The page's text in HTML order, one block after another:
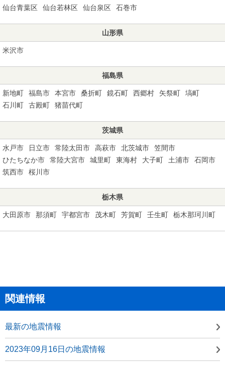
仙台青葉区
仙台若林区 仙台泉区 石巻市
山形県
米沢市
福島県
新地町 福島市 本宮市 桑折町 鏡石町 西郷村 矢祭町
塙町
石川町
古殿町 猪苗代町
茨城県
水戸市 日立市 常陸太田市 高萩市 北茨城市
笠間市
ひたちなか市
常陸大宮市 城里町 東海村 大子町 土浦市
石岡市
筑西市
桜川市
栃木県
大田原市 那須町 宇都宮市 茂木町 芳賀町 壬生町 栃木那珂川町
関連情報
最新の地震情報
2023年09月16日の地震情報